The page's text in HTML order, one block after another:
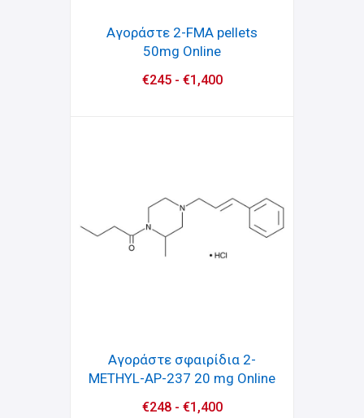
Αγοράστε 2-FMA pellets
50mg Online
€245- €1,400
Αγοράστε σφαιρίδια 2-
METHYL-AP-237 20 mg Online
€248- €1,400